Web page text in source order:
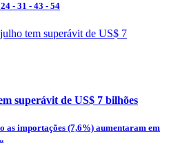
- 31 - 43 - 54
superávit de US$ 7 bilhões
as importações (7,6%) aumentaram em